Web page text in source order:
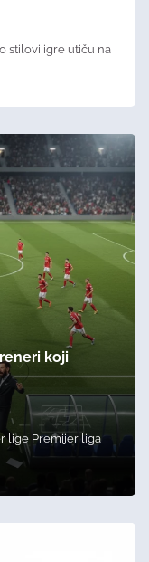
stilovi igre utiču na
koji
lige Premijer liga